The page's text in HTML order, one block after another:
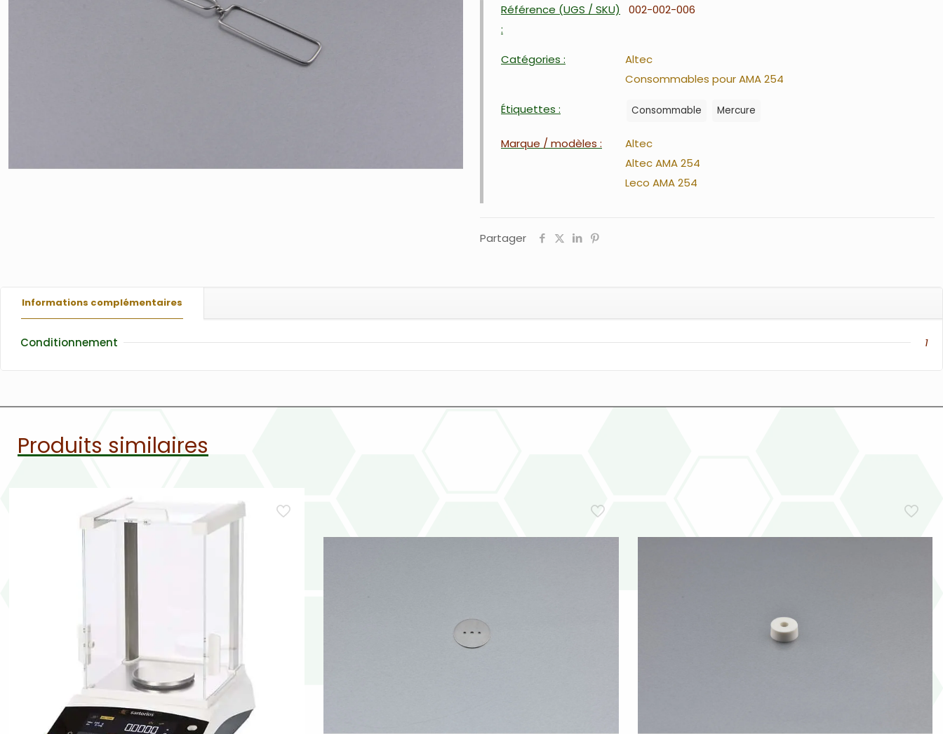
Référence (UGS / SKU)
:
002-002-006
Catégories :
Altec
Consommables pour AMA 254
Étiquettes : Consommable Mercure
Marque / modèles :
Altec
Altec AMA 254
Leco AMA 254
Partager
Informations complémentaires
Conditionnement 1
Produits similaires